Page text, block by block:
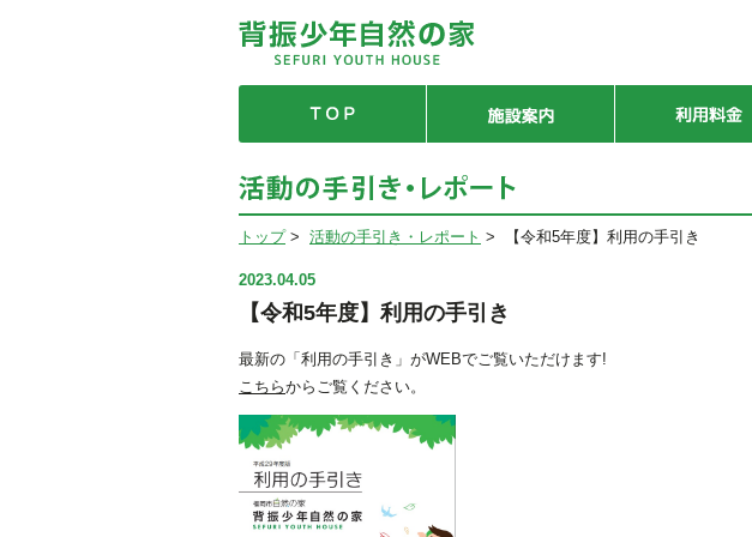
トップ> 活動の手引き・レポート > 【令和5年度】利用の手引き
2023.04.05
【令和5年度】利用の手引き
最新の「利用の手引き」がWEBでご覧いただけます!
こちらからご覧ください。